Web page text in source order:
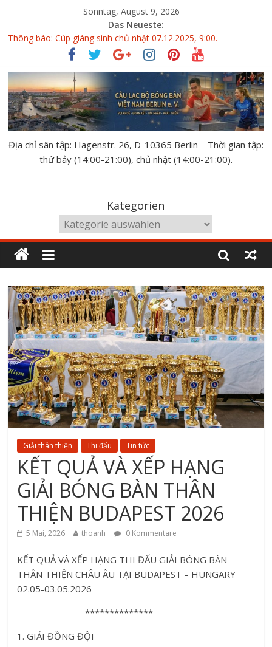
Sonntag, August 9, 2026
Das Neueste:
Thông báo: Cúp giáng sinh chủ nhật 07.12.2025, 9:00.
Giải bóng bàn GERMAN OPEN 10.10-11.10.2026
Đại hội thành viên CLBBB Việt Nam Berlin 14.06.2026
KẾT QUẢ VÀ XẾP HẠNG GIẢI BÓNG BÀN THÂN THIỆN
BUDAPEST 2026
XẾP BẢNG GIẢI BÓNG BÀN THÂN THIỆN BUDAPEST 02.05-
03.05.2026
Địa chỉ sân tập: Hagenstr. 26, D-10365 Berlin – Thời gian tập:
thứ bảy (14:00-21:00), chủ nhật (14:00-21:00).
Kategorien
Giải thân thiện Thi đấu Tin tức
KẾT QUẢ VÀ XẾP HẠNG
GIẢI BÓNG BÀN THÂN
THIỆN BUDAPEST 2026
5 Mai, 2026 thoanh 0 Kommentare
KẾT QUẢ VÀ XẾP HẠNG THI ĐẤU GIẢI BÓNG BÀN
THÂN THIỆN CHÂU ÂU TẠI BUDAPEST – HUNGARY
02.05-03.05.2026
**************
1. GIẢI ĐỒNG ĐỘI